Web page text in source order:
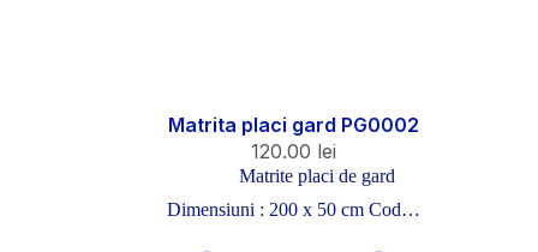
Matrita placi gard PG0002
120.00 lei
Matrite placi de gard
Dimensiuni : 200 x 50 cm Cod…